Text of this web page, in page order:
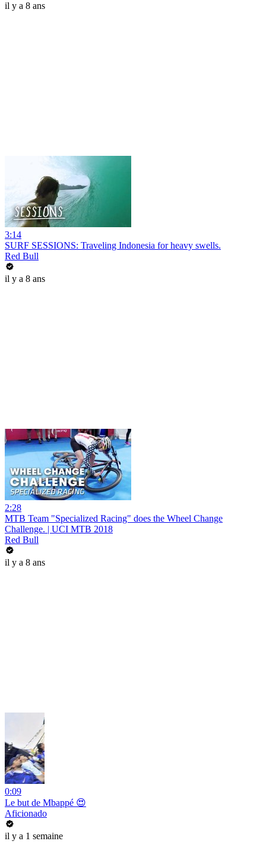
il y a 8 ans
3:14
SURF SESSIONS: Traveling Indonesia for heavy swells.
Red Bull
il y a 8 ans
2:28
MTB Team "Specialized Racing" does the Wheel Change
Challenge. | UCI MTB 2018
Red Bull
il y a 8 ans
0:09
Le but de Mbappé 😍
Aficionado
il y a 1 semaine